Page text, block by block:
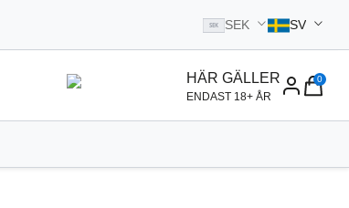
SEK SEK SV
HÄR GÄLLER
ENDAST 18+ ÅR
0